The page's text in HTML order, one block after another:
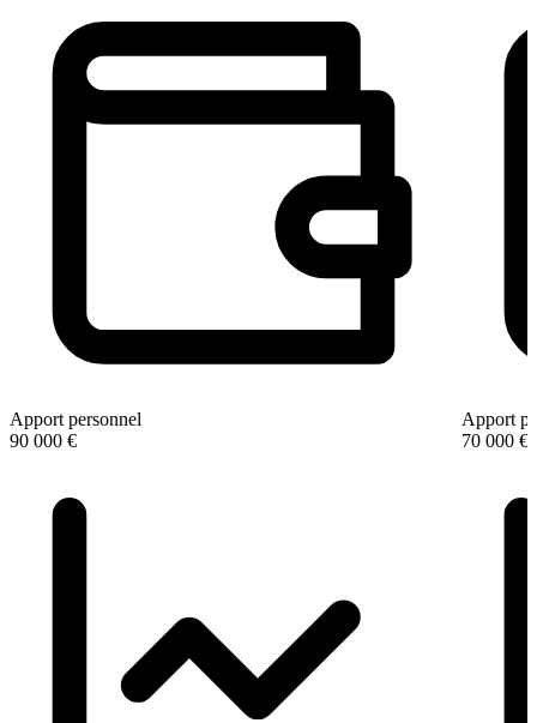
Apport personnel
90 000 €
Apport
70 000 €